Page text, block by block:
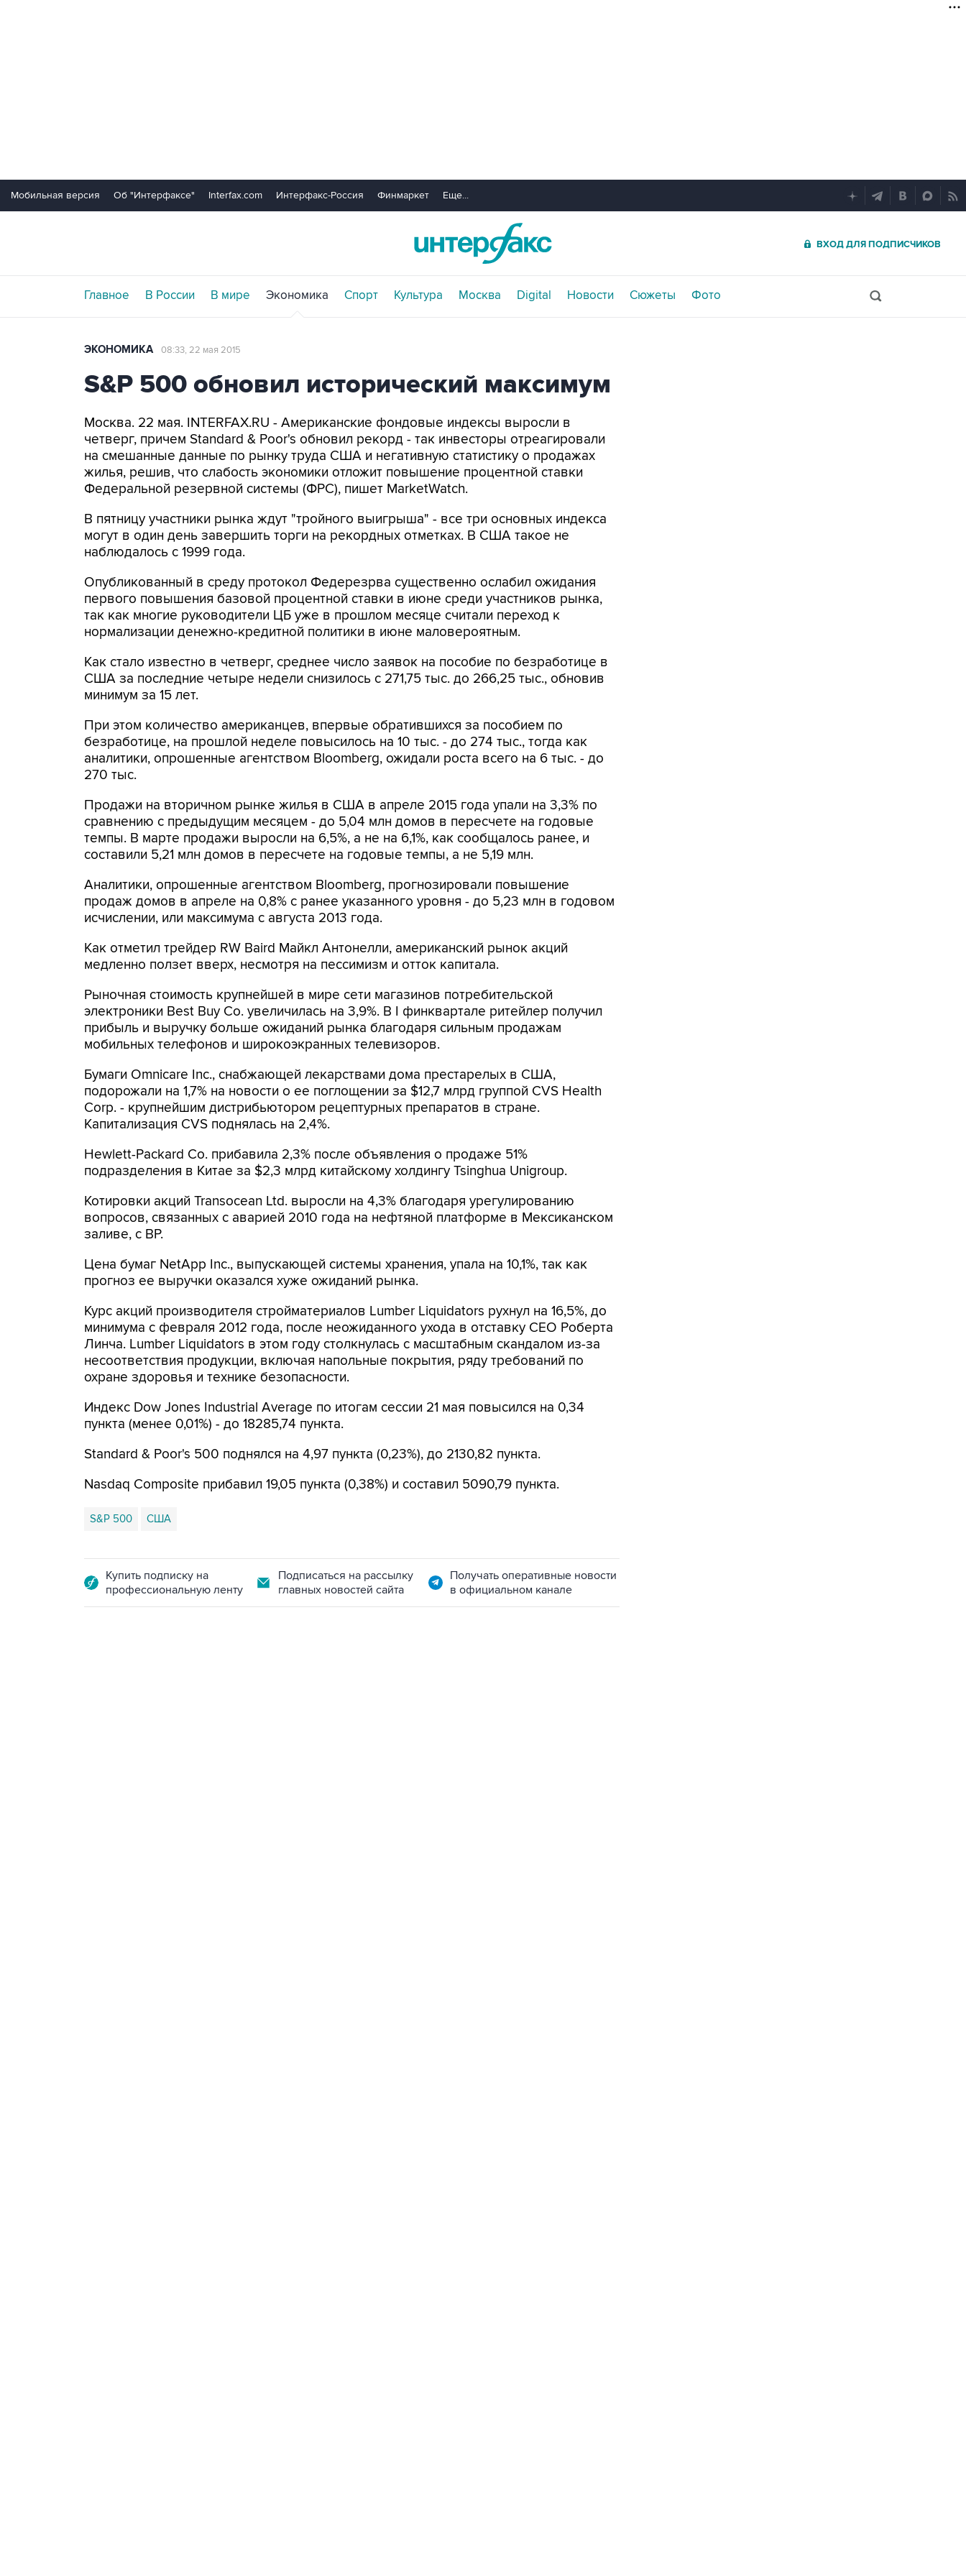
Мобильная версия Об "Интерфаксе" Interfax.com Интерфакс-Россия Финмаркет Еще...
ВХОД ДЛЯ ПОДПИСЧИКОВ
Главное В России В мире Экономика Спорт Культура Москва Digital Новости Сюжеты Фото
ЭКОНОМИКА 08:33, 22 мая 2015
S&P 500 обновил исторический максимум
Москва. 22 мая. INTERFAX.RU - Американские фондовые индексы выросли в
четверг, причем Standard & Poor's обновил рекорд - так инвесторы отреагировали
на смешанные данные по рынку труда США и негативную статистику о продажах
жилья, решив, что слабость экономики отложит повышение процентной ставки
Федеральной резервной системы (ФРС), пишет MarketWatch.
В пятницу участники рынка ждут "тройного выигрыша" - все три основных индекса
могут в один день завершить торги на рекордных отметках. В США такое не
наблюдалось с 1999 года.
Опубликованный в среду протокол Федерезрва существенно ослабил ожидания
первого повышения базовой процентной ставки в июне среди участников рынка,
так как многие руководители ЦБ уже в прошлом месяце считали переход к
нормализации денежно-кредитной политики в июне маловероятным.
Как стало известно в четверг, среднее число заявок на пособие по безработице в
США за последние четыре недели снизилось с 271,75 тыс. до 266,25 тыс., обновив
минимум за 15 лет.
При этом количество американцев, впервые обратившихся за пособием по
безработице, на прошлой неделе повысилось на 10 тыс. - до 274 тыс., тогда как
аналитики, опрошенные агентством Bloomberg, ожидали роста всего на 6 тыс. - до
270 тыс.
Продажи на вторичном рынке жилья в США в апреле 2015 года упали на 3,3% по
сравнению с предыдущим месяцем - до 5,04 млн домов в пересчете на годовые
темпы. В марте продажи выросли на 6,5%, а не на 6,1%, как сообщалось ранее, и
составили 5,21 млн домов в пересчете на годовые темпы, а не 5,19 млн.
Аналитики, опрошенные агентством Bloomberg, прогнозировали повышение
продаж домов в апреле на 0,8% с ранее указанного уровня - до 5,23 млн в годовом
исчислении, или максимума с августа 2013 года.
Как отметил трейдер RW Baird Майкл Антонелли, американский рынок акций
медленно ползет вверх, несмотря на пессимизм и отток капитала.
Рыночная стоимость крупнейшей в мире сети магазинов потребительской
электроники Best Buy Co. увеличилась на 3,9%. В I финквартале ритейлер получил
прибыль и выручку больше ожиданий рынка благодаря сильным продажам
мобильных телефонов и широкоэкранных телевизоров.
Бумаги Omnicare Inc., снабжающей лекарствами дома престарелых в США,
подорожали на 1,7% на новости о ее поглощении за $12,7 млрд группой CVS Health
Corp. - крупнейшим дистрибьютором рецептурных препаратов в стране.
Капитализация CVS поднялась на 2,4%.
Hewlett-Packard Co. прибавила 2,3% после объявления о продаже 51%
подразделения в Китае за $2,3 млрд китайскому холдингу Tsinghua Unigroup.
Котировки акций Transocean Ltd. выросли на 4,3% благодаря урегулированию
вопросов, связанных с аварией 2010 года на нефтяной платформе в Мексиканском
заливе, с BP.
Цена бумаг NetApp Inc., выпускающей системы хранения, упала на 10,1%, так как
прогноз ее выручки оказался хуже ожиданий рынка.
Курс акций производителя стройматериалов Lumber Liquidators рухнул на 16,5%, до
минимума с февраля 2012 года, после неожиданного ухода в отставку CEO Роберта
Линча. Lumber Liquidators в этом году столкнулась с масштабным скандалом из-за
несоответствия продукции, включая напольные покрытия, ряду требований по
охране здоровья и технике безопасности.
Индекс Dow Jones Industrial Average по итогам сессии 21 мая повысился на 0,34
пункта (менее 0,01%) - до 18285,74 пункта.
Standard & Poor's 500 поднялся на 4,97 пункта (0,23%), до 2130,82 пункта.
Nasdaq Composite прибавил 19,05 пункта (0,38%) и составил 5090,79 пункта.
S&P 500 США
Купить подписку на
профессиональную ленту
Подписаться на рассылку
главных новостей сайта
Получать оперативные новости
в официальном канале